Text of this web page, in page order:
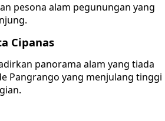
pesona alam pegunungan yang
Cipanas
panorama alam yang tiada
Pangrango yang menjulang tinggi